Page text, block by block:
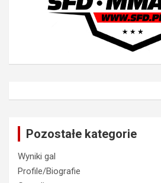
Pozostałe kategorie
Wyniki gal
Profile/Biografie